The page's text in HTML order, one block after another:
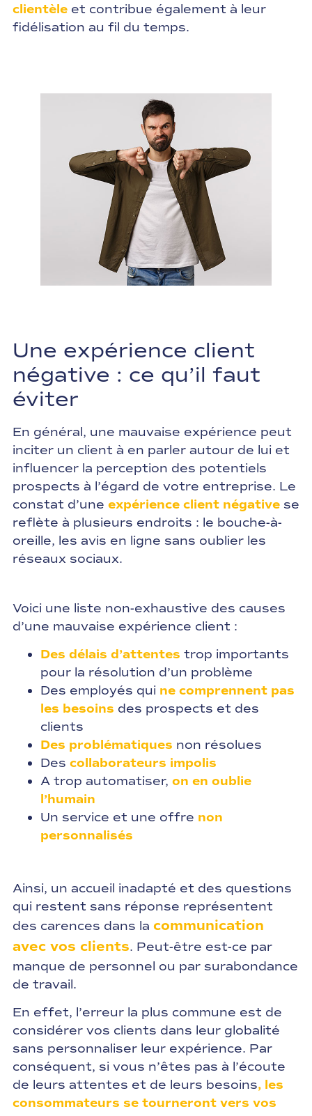
clientèleet contribue également à leur
fidélisation au fil du temps.
Une expérience client
négative : ce qu’il faut
éviter
En général, une mauvaise expérience peut
inciter un client à en parler autour de lui et
influencer la perception des potentiels
prospects à l’égard de votre entreprise. Le
constat d’une expérience client négativese
reflète à plusieurs endroits : le bouche-à-
oreille, les avis en ligne sans oublier les
réseaux sociaux.
Voici une liste non-exhaustive des causes
d’une mauvaise expérience client :
Des délais d’attentes trop importants
pour la résolution d’un problème
Des employés qui ne comprennent pas
les besoins des prospects et des
clients
Des problématiques non résolues
Des collaborateurs impolis
A trop automatiser, on en oublie
l’humain
Un service et une offre non
personnalisés
Ainsi, un accueil inadapté et des questions
qui restent sans réponse représentent
des carences dans la communication
avec vos clients. Peut-être est-ce par
manque de personnel ou par surabondance
de travail.
En effet, l’erreur la plus commune est de
considérer vos clients dans leur globalité
sans personnaliser leur expérience. Par
conséquent, si vous n’êtes pas à l’écoute
de leurs attentes et de leurs besoins, les
consommateurs se tourneront vers vos